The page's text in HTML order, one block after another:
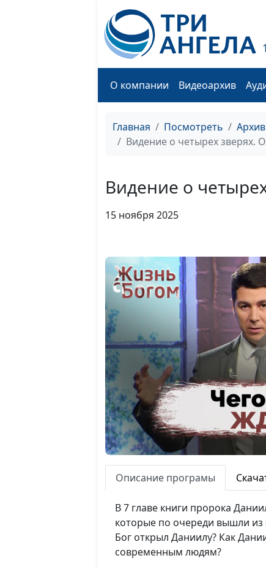
О компании Видеоархив
Главная Посмотреть
Видение о четырех
Видение о
15 ноября 2025
Описание програмы
В 7 главе книги пророка
которые по очереди вышли
Бог открыл Даниилу? Как
современным людям?